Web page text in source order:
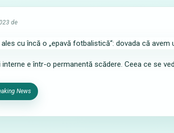
de
interne e într-o permanentă scădere. Ceea ce se
News